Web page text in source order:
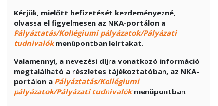
Kérjük, mielőtt befizetését kezdeményezné,
olvassa el figyelmesen az NKA-portálon a
Pályáztatás/Kollégiumi pályázatok/Pályázati
tudnivalók menüpontban leírtakat.
Valamennyi, a nevezési díjra vonatkozó információ
megtalálható a részletes tájékoztatóban, az NKA-
portálon a Pályáztatás/Kollégiumi
pályázatok/Pályázati tudnivalók menüpontban.